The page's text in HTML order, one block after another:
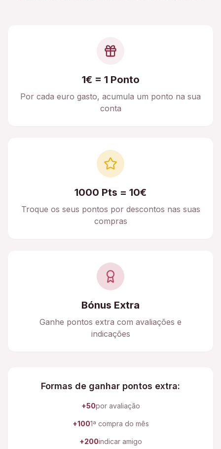
1€ = 1 Ponto
Por cada euro gasto, acumula um ponto na sua
conta
1000 Pts = 10€
Troque os seus pontos por descontos nas suas
compras
Bónus Extra
Ganhe pontos extra com avaliações e
indicações
Formas de ganhar pontos extra:
+50por avaliação
+1001ª compra do mês
+200indicar amigo